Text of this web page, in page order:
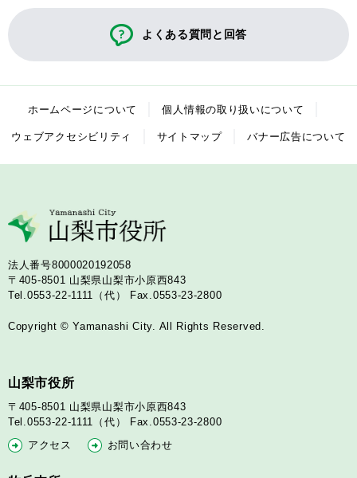
よくある質問と回答
ホームページについて 個人情報の取り扱いについて
ウェブアクセシビリティ サイトマップ バナー広告について
法人番号8000020192058
〒405-8501 山梨県山梨市小原西843
Tel.0553-22-1111（代）
Fax.0553-23-2800
Copyright © Yamanashi City. All Rights Reserved.
山梨市役所
〒405-8501 山梨県山梨市小原西843
Tel.0553-22-1111（代）
Fax.0553-23-2800
アクセス
お問い合わせ